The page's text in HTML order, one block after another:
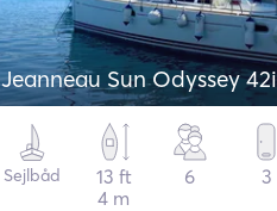
Jeanneau Sun Odyssey 42i
Sejlbåd
13 ft
4 m
6 3